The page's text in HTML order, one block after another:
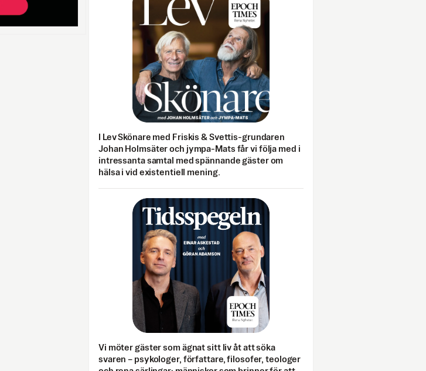
I Lev Skönare med Friskis & Svettis-grundaren
Johan Holmsäter och jympa-Mats får vi följa med i
intressanta samtal med spännande gäster om
hälsa i vid existentiell mening.
Vi möter gäster som ägnat sitt liv åt att söka
svaren – psykologer, författare, filosofer, teologer